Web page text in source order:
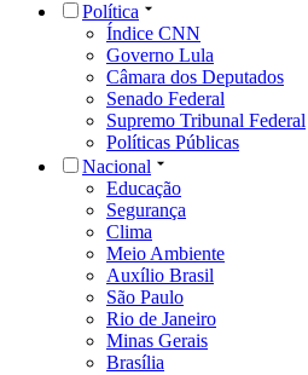
Política
Índice CNN
Governo Lula
Câmara dos Deputados
Senado Federal
Supremo Tribunal Federal
Políticas Públicas
Nacional
Educação
Segurança
Clima
Meio Ambiente
Auxílio Brasil
São Paulo
Rio de Janeiro
Minas Gerais
Brasília